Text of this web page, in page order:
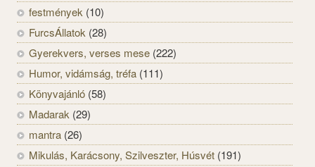
festmények (10)
FurcsÁllatok (28)
Gyerekvers, verses mese (222)
Humor, vidámság, tréfa (111)
Könyvajánló (58)
Madarak (29)
mantra (26)
Mikulás, Karácsony, Szilveszter, Húsvét (191)